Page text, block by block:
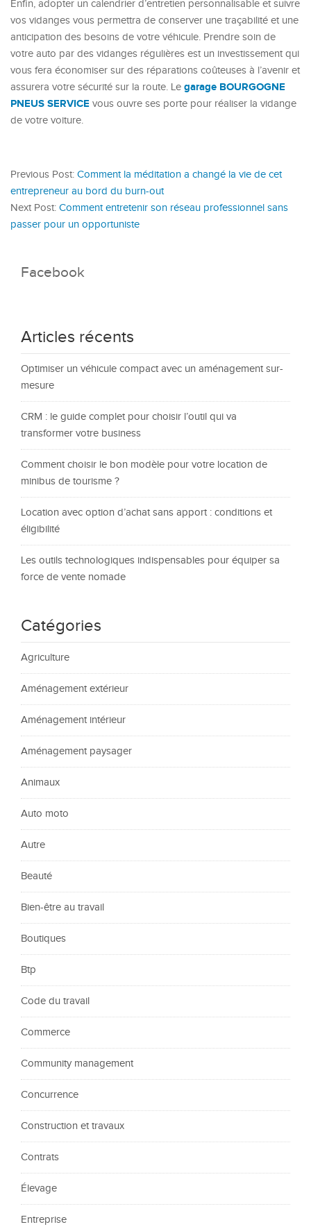
Enfin, adopter un calendrier d’entretien personnalisable et suivre
vos vidanges vous permettra de conserver une traçabilité et une
anticipation des besoins de votre véhicule. Prendre soin de
votre auto par des vidanges régulières est un investissement qui
vous fera économiser sur des réparations coûteuses à l’avenir et
assurera votre sécurité sur la route. Le garage BOURGOGNE
PNEUS SERVICE vous ouvre ses porte pour réaliser la vidange
de votre voiture.
Previous Post: Comment la méditation a changé la vie de cet
entrepreneur au bord du burn-out
Next Post: Comment entretenir son réseau professionnel sans
passer pour un opportuniste
Facebook
Articles récents
Optimiser un véhicule compact avec un aménagement sur-
mesure
CRM : le guide complet pour choisir l’outil qui va
transformer votre business
Comment choisir le bon modèle pour votre location de
minibus de tourisme ?
Location avec option d’achat sans apport : conditions et
éligibilité
Les outils technologiques indispensables pour équiper sa
force de vente nomade
Catégories
Agriculture
Aménagement extérieur
Aménagement intérieur
Aménagement paysager
Animaux
Auto moto
Autre
Beauté
Bien-être au travail
Boutiques
Btp
Code du travail
Commerce
Community management
Concurrence
Construction et travaux
Contrats
Élevage
Entreprise